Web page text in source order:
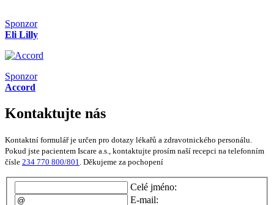
Sponzor
Eli Lilly
Sponzor
Accord
Kontaktujte nás
Kontaktní formulář je určen pro dotazy lékařů a zdravotnického personálu.
Pokud jste pacientem Iscare a.s., kontaktujte prosím naší recepci na telefonním
čísle 234 770 800/801 . Děkujeme za pochopení
Celé jméno:
E-mail: